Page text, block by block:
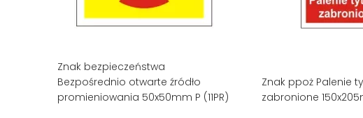
Znak bezpieczeństwa
Bezpośrednio otwarte źródło
promieniowania 50x50mm P (11PR)
Znak ppoż Palenie
zabronione